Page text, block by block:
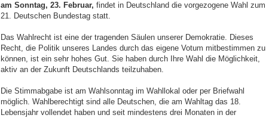
am Sonntag, 23. Februar, findet in Deutschland die vorgezogene Wahl zum
21. Deutschen Bundestag statt.
Das Wahlrecht ist eine der tragenden Säulen unserer Demokratie. Dieses
Recht, die Politik unseres Landes durch das eigene Votum mitbestimmen zu
können, ist ein sehr hohes Gut. Sie haben durch Ihre Wahl die Möglichkeit,
aktiv an der Zukunft Deutschlands teilzuhaben.
Die Stimmabgabe ist am Wahlsonntag im Wahllokal oder per Briefwahl
möglich. Wahlberechtigt sind alle Deutschen, die am Wahltag das 18.
Lebensjahr vollendet haben und seit mindestens drei Monaten in der